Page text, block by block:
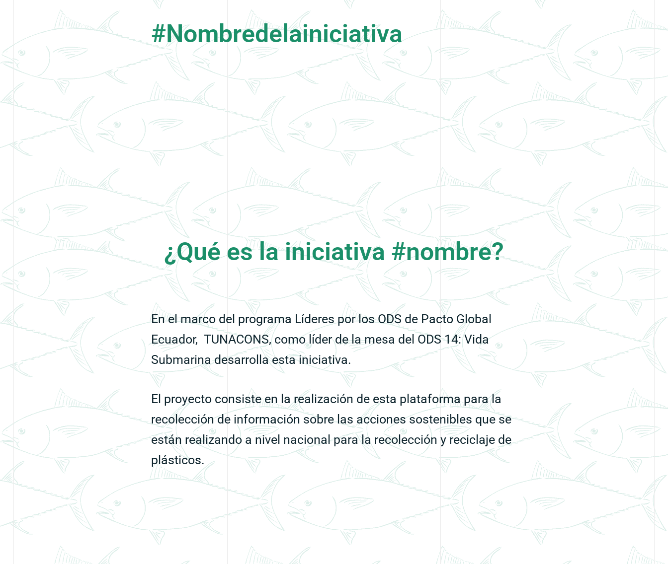
#Nombredelainiciativa
¿Qué es la iniciativa #nombre?
En el marco del programa Líderes por los ODS de Pacto Global
Ecuador, TUNACONS, como líder de la mesa del ODS 14: Vida
Submarina desarrolla esta iniciativa.
El proyecto consiste en la realización de esta plataforma para la
recolección de información sobre las acciones sostenibles que se
están realizando a nivel nacional para la recolección y reciclaje de
plásticos.